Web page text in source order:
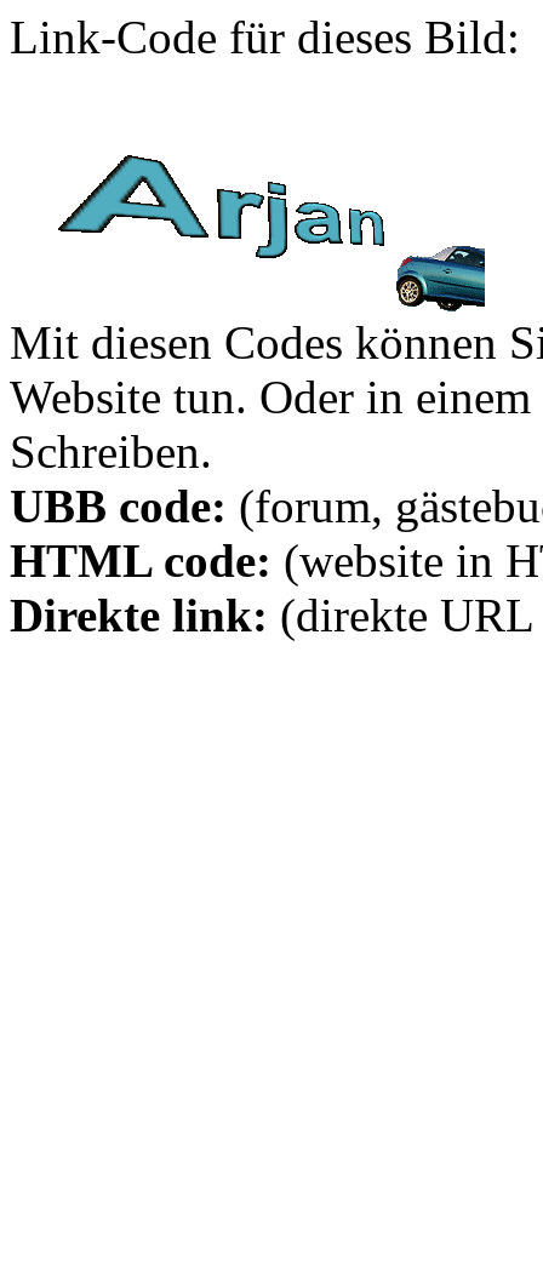
Link-Code für dieses Bild:
Mit diesen Codes können
Website tun. Oder in
Schreiben.
UBB code: (forum,
HTML code: (website in
Direkte link: (direkte